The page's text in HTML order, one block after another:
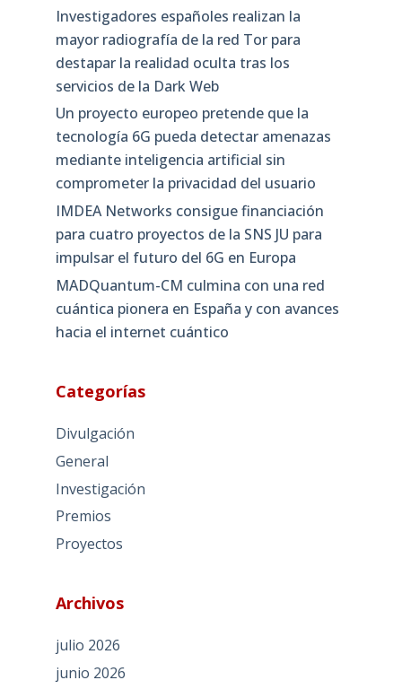
Investigadores españoles realizan la
mayor radiografía de la red Tor para
destapar la realidad oculta tras los
servicios de la Dark Web
Un proyecto europeo pretende que la
tecnología 6G pueda detectar amenazas
mediante inteligencia artificial sin
comprometer la privacidad del usuario
IMDEA Networks consigue financiación
para cuatro proyectos de la SNS JU para
impulsar el futuro del 6G en Europa
MADQuantum-CM culmina con una red
cuántica pionera en España y con avances
hacia el internet cuántico
Categorías
Divulgación
General
Investigación
Premios
Proyectos
Archivos
julio 2026
junio 2026